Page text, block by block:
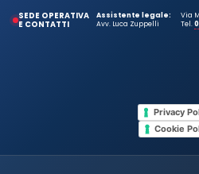
SEDE OPERATIVA
E CONTATTI
Assistente legale:
Avv. Luca Zuppelli
Via
Tel.
Privacy
Cookie